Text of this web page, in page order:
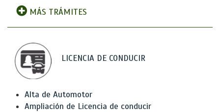
MÁS TRÁMITES
LICENCIA DE CONDUCIR
Alta de Automotor
Ampliación de Licencia de conducir